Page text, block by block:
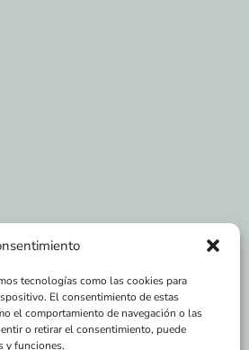
tecnologías como las cookies para
El consentimiento de estas
el comportamiento de navegación o las
o retirar el consentimiento, puede
y funciones.